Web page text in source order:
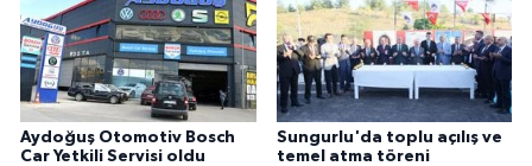
Aydoğuş Otomotiv Bosch
Car Yetkili Servisi oldu
Sungurlu'da toplu açılış ve
temel atma töreni